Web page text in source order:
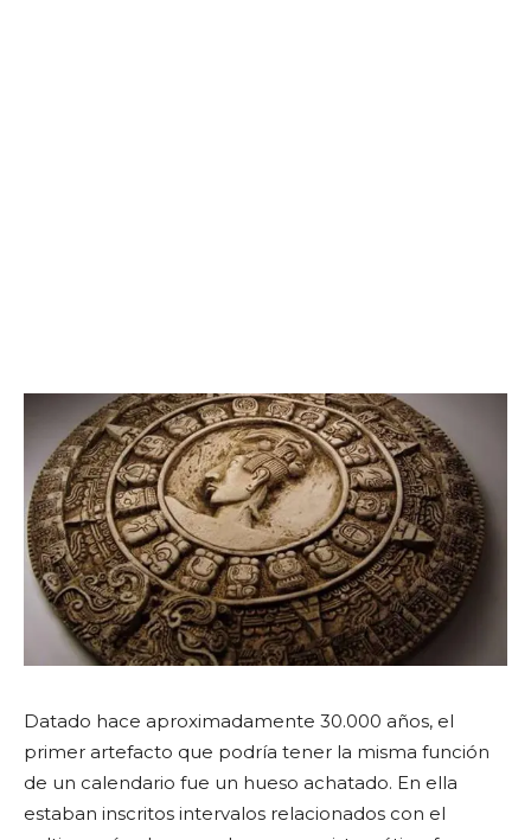
Datado hace aproximadamente 30.000 años, el
primer artefacto que podría tener la misma función
de un calendario fue un hueso achatado. En ella
estaban inscritos intervalos relacionados con el